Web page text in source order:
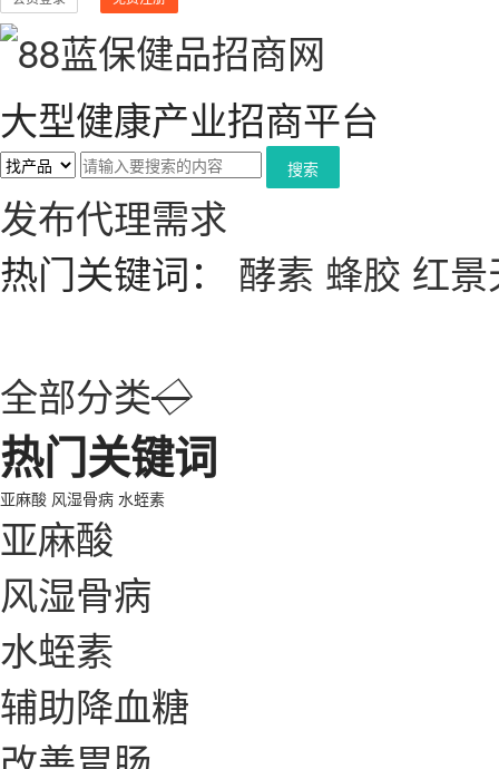
大型健康产业招商平台
搜索
发布代理需求
热门关键词： 酵素 蜂胶 红景
全部分类◇
热门关键词
亚麻酸 风湿骨病 水蛭素
亚麻酸
风湿骨病
水蛭素
辅助降血糖